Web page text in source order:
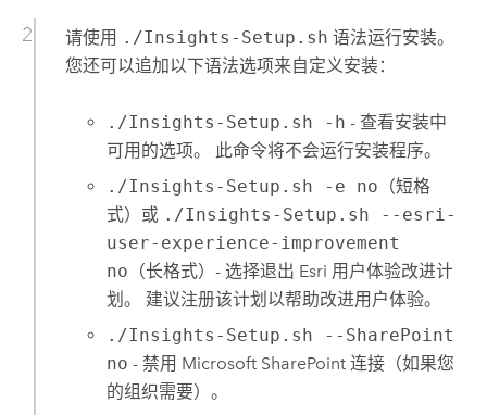
请使用 ./Insights-Setup.sh 语法运行安装。
您还可以追加以下语法选项来自定义安装：
./Insights-Setup.sh -h - 查看安装中
可用的选项。 此命令将不会运行安装程序。
./Insights-Setup.sh -e no （短格
式）或 ./Insights-Setup.sh --esri-
user-experience-improvement
no （长格式）- 选择退出 Esri 用户体验改进计
划。 建议注册该计划以帮助改进用户体验。
./Insights-Setup.sh --SharePoint
no - 禁用 Microsoft SharePoint 连接（如果您
的组织需要）。